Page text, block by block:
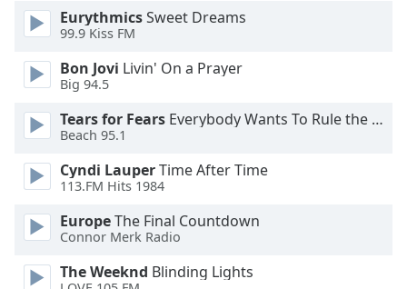
Beginning
window.
Escape
cancel
close
window.
Color
EurythmicsSweet Dreams
99.9 Kiss FM
Bon Jovi Livin' On a Prayer
Big 94.5
Tears for Fears Everybody Wants To Rule the World
Beach 95.1
Cyndi LauperTime After Time
113.FM Hits 1984
EuropeThe Final Countdown
Connor Merk Radio
The Weeknd Blinding Lights